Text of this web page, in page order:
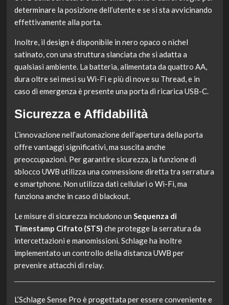
determinare la posizione dell’utente e se si sta avvicinando
effettivamente alla porta.
Inoltre, il design è disponibile in nero opaco o nichel
satinato, con una struttura slanciata che si adatta a
qualsiasi ambiente. La batteria, alimentata da quattro AA,
dura oltre sei mesi su Wi-Fi e più di nove su Thread, e in
caso di emergenza è presente una porta di ricarica USB-C.
Sicurezza e Affidabilità
L’innovazione nell’automazione dell’apertura della porta
offre vantaggi significativi, ma suscita anche
preoccupazioni. Per garantire sicurezza, la funzione di
sblocco UWB utilizza una connessione diretta tra serratura
e smartphone. Non utilizza dati cellulari o Wi-Fi, ma
funziona anche in caso di blackout.
Le misure di sicurezza includono un Sequenza di
Timestamp Cifrato (STS) che protegge la serratura da
intercettazioni e manomissioni. Schlage ha inoltre
implementato un controllo della distanza UWB per
prevenire attacchi di relay.
L’Schlage Sense Pro è progettata per essere conveniente e